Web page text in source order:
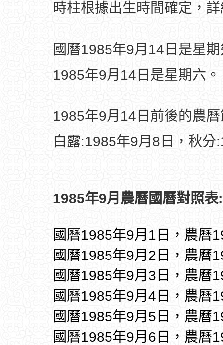
時柱根據出生時間確定，
國曆1985年9月14日是星
1985年9月14日是星期六。
1985年9月14日前後的農
白露:1985年9月8日，秋分
1985年9月農曆國曆對照表:
國曆1985年9月1日，農曆
國曆1985年9月2日，農曆
國曆1985年9月3日，農曆
國曆1985年9月4日，農曆
國曆1985年9月5日，農曆
國曆1985年9月6日，農曆